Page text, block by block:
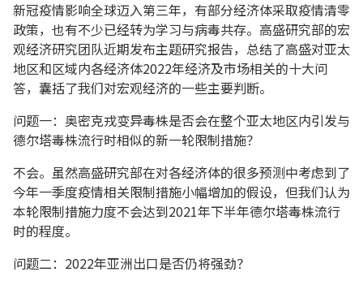
新冠疫情影响全球迈入第三年，有部分经济体采取疫情清零
政策，也有不少已经转为学习与病毒共存。高盛研究部的宏
观经济研究团队近期发布主题研究报告，总结了高盛对亚太
地区和区域内各经济体2022年经济及市场相关的十大问
答，囊括了我们对宏观经济的一些主要判断。
问题一：奥密克戎变异毒株是否会在整个亚太地区内引发与
德尔塔毒株流行时相似的新一轮限制措施？
不会。虽然高盛研究部在对各经济体的很多预测中考虑到了
今年一季度疫情相关限制措施小幅增加的假设，但我们认为
本轮限制措施力度不会达到2021年下半年德尔塔毒株流行
时的程度。
问题二：2022年亚洲出口是否仍将强劲？